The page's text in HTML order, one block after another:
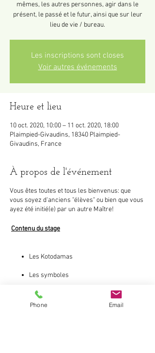
mêmes, les autres personnes, agir dans le
présent, le passé et le futur, ainsi que sur leur
lieu de vie / bureau.
Les inscriptions sont closes
Voir autres événements
Heure et lieu
10 oct. 2020, 10:00 – 11 oct. 2020, 18:00
Plaimpied-Givaudins, 18340 Plaimpied-
Givaudins, France
À propos de l'événement
Vous êtes toutes et tous les bienvenus: que
vous soyez d'anciens "élèves" ou bien que vous
ayez été initié(e) par un autre Maître!
Contenu du stage
Les Kotodamas
Les symboles
L’initiation du coeur et des pieds
Phone Email